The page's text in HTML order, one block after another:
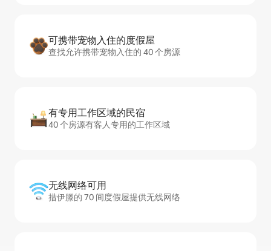
可携带宠物入住的度假屋
查找允许携带宠物入住的 40 个房源
有专用工作区域的民宿
40 个房源有客人专用的工作区域
无线网络可用
措伊滕的 70 间度假屋提供无线网络